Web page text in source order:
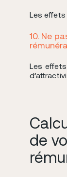
Les effets
10. Ne
Les
de